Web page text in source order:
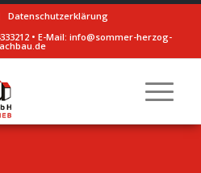
Datenschutzerklärung
• E-Mail: info@sommer-herzog-